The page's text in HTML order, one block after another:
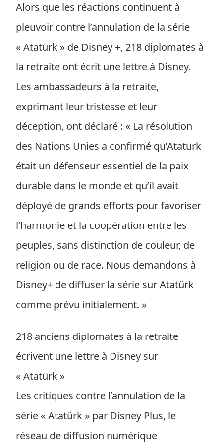
Alors que les réactions continuent à
pleuvoir contre l’annulation de la série
« Atatürk » de Disney +, 218 diplomates à
la retraite ont écrit une lettre à Disney.
Les ambassadeurs à la retraite,
exprimant leur tristesse et leur
déception, ont déclaré : « La résolution
des Nations Unies a confirmé qu’Atatürk
était un défenseur essentiel de la paix
durable dans le monde et qu’il avait
déployé de grands efforts pour favoriser
l’harmonie et la coopération entre les
peuples, sans distinction de couleur, de
religion ou de race. Nous demandons à
Disney+ de diffuser la série sur Atatürk
comme prévu initialement. »
218 anciens diplomates à la retraite
écrivent une lettre à Disney sur
« Atatürk »
Les critiques contre l’annulation de la
série « Atatürk » par Disney Plus, le
réseau de diffusion numérique